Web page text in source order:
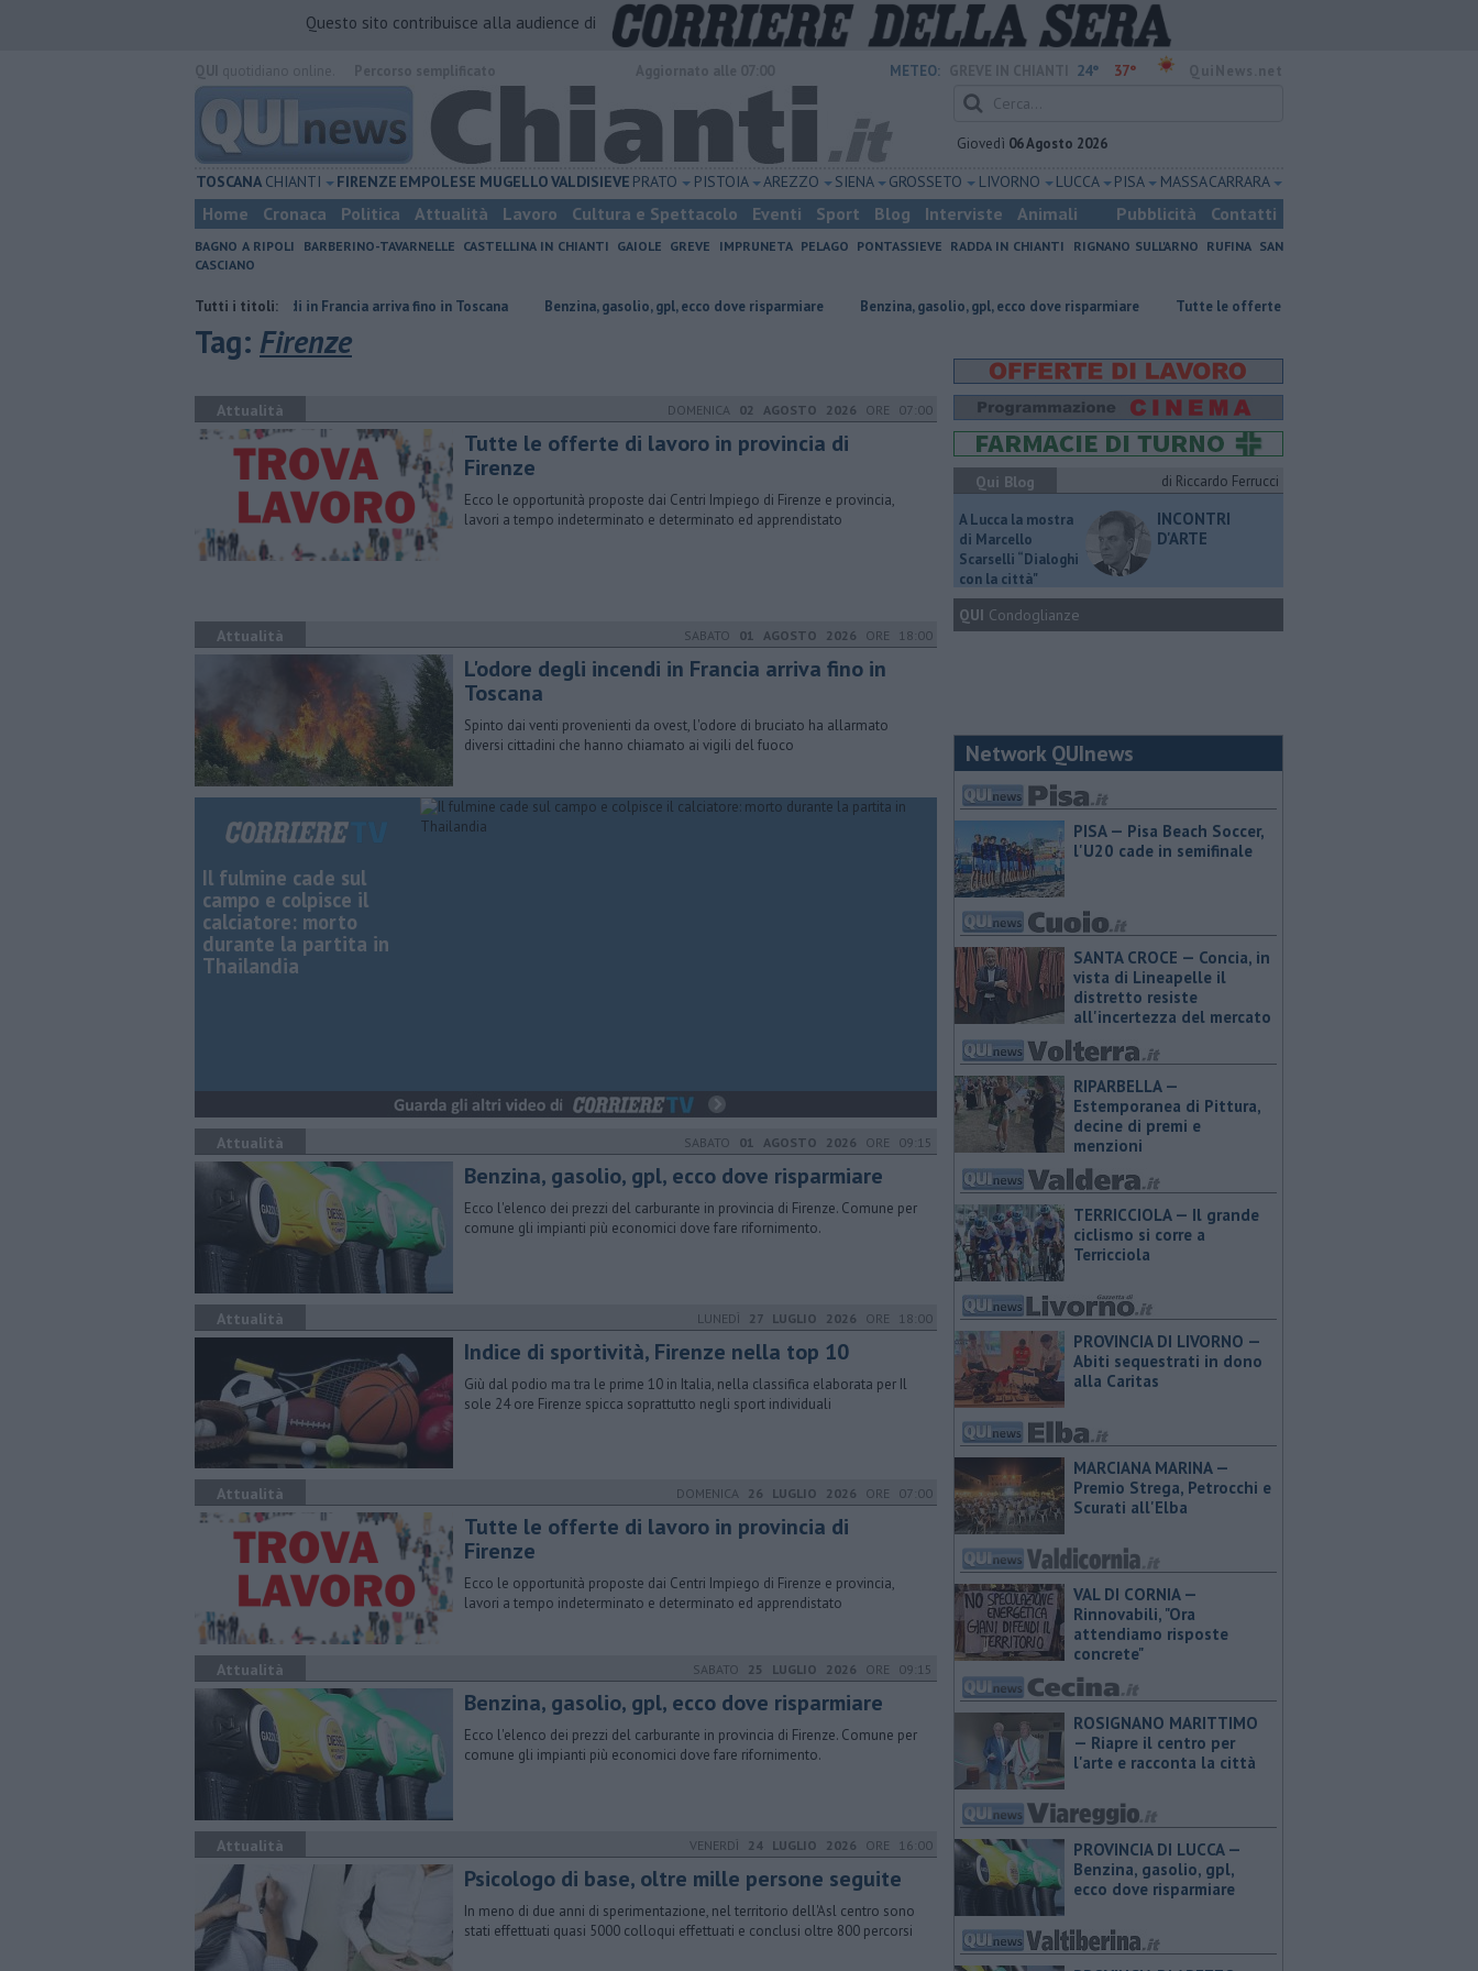
Questo sito contribuisce alla audience di
METEO: 24° 37°
Giovedì 06 Agosto 2026
TOSCANA CHIANTI FIRENZE EMPOLESE MUGELLOVALDISIEVE PRATO PISTOIA AREZZO SIENA GROSSETO LIVORNO LUCCA PISA MASSA CARRARA
Home Cronaca Politica Attualità Lavoro Cultura e Spettacolo Eventi Sport Blog Interviste Animali Pubblicità Contatti
BAGNO A RIPOLI BARBERINO-TAVARNELLE CASTELLINA IN CHIANTI GAIOLE GREVE IMPRUNETA PELAGO PONTASSIEVE RADDA IN CHIANTI RIGNANO SULL'ARNO RUFINA SAN
CASCIANO
Tutti i titoli:
L'odore degli incendi in Francia arriva fino in Toscana ​Benzina, gasolio, gpl, ecco dove risparmiare ​Benzina, gasolio, gpl, ecco dove risparmiare ​Tutte le offerte di lavoro in provincia di Firenze
Tag: Firenze
Attualità DOMENICA 02 AGOSTO 2026 ORE 07:00
​Tutte le offerte di lavoro in provincia di
Firenze
Ecco le opportunità proposte dai Centri Impiego di Firenze e provincia,
lavori a tempo indeterminato e determinato ed apprendistato
Attualità SABATO 01 AGOSTO 2026 ORE 18:00
L'odore degli incendi in Francia arriva fino in
Toscana
Spinto dai venti provenienti da ovest, l'odore di bruciato ha allarmato
diversi cittadini che hanno chiamato ai vigili del fuoco
Il fulmine cade sul
campo e colpisce il
calciatore: morto
durante la partita in
Thailandia
Attualità SABATO 01 AGOSTO 2026 ORE 09:15
​Benzina, gasolio, gpl, ecco dove risparmiare
Ecco l'elenco dei prezzi del carburante in provincia di Firenze. Comune per
comune gli impianti più economici dove fare rifornimento.
Attualità LUNEDÌ 27 LUGLIO 2026 ORE 18:00
Indice di sportività, Firenze nella top 10
Giù dal podio ma tra le prime 10 in Italia, nella classifica elaborata per Il
sole 24 ore Firenze spicca soprattutto negli sport individuali
Attualità DOMENICA 26 LUGLIO 2026 ORE 07:00
​Tutte le offerte di lavoro in provincia di
Firenze
Ecco le opportunità proposte dai Centri Impiego di Firenze e provincia,
lavori a tempo indeterminato e determinato ed apprendistato
Attualità SABATO 25 LUGLIO 2026 ORE 09:15
​Benzina, gasolio, gpl, ecco dove risparmiare
Ecco l'elenco dei prezzi del carburante in provincia di Firenze. Comune per
comune gli impianti più economici dove fare rifornimento.
Attualità VENERDÌ 24 LUGLIO 2026 ORE 16:00
Psicologo di base, oltre mille persone seguite
In meno di due anni di sperimentazione, nel territorio dell'Asl centro sono
stati effettuati quasi 5000 colloqui effettuati e conclusi oltre 800 percorsi
Qui Blog di Riccardo Ferrucci
A Lucca la mostra
di Marcello
Scarselli “Dialoghi
con la città"
INCONTRI
D'ARTE
QUI Condoglianze
Network QUInews
PISA — Pisa Beach Soccer,
l'U20 cade in semifinale
SANTA CROCE — Concia, in
vista di Lineapelle il
distretto resiste
all'incertezza del mercato
RIPARBELLA —
Estemporanea di Pittura,
decine di premi e
menzioni
TERRICCIOLA — Il grande
ciclismo si corre a
Terricciola
PROVINCIA DI LIVORNO —
Abiti sequestrati in dono
alla Caritas
MARCIANA MARINA —
Premio Strega, Petrocchi e
Scurati all'Elba
VAL DI CORNIA —
Rinnovabili, "Ora
attendiamo risposte
concrete"
ROSIGNANO MARITTIMO
— Riapre il centro per
l'arte e racconta la città
PROVINCIA DI LUCCA — ​
Benzina, gasolio, gpl,
ecco dove risparmiare